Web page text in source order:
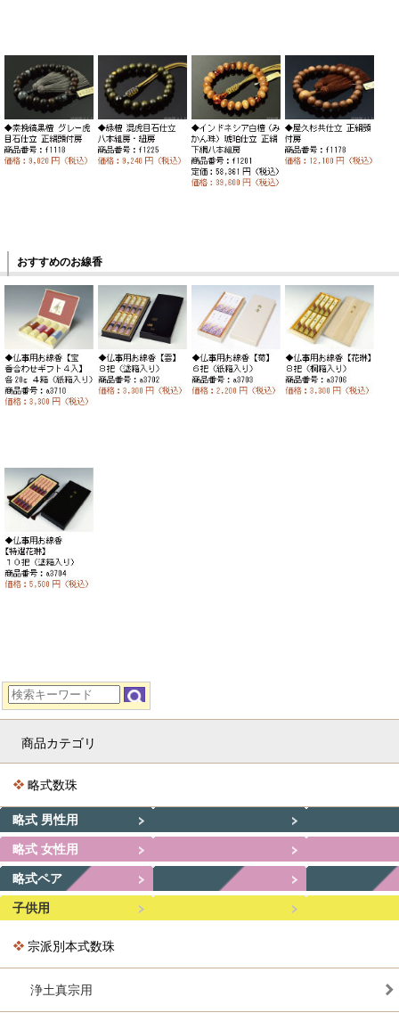
おすすめのお線香
商品カテゴリ
略式数珠
略式 男性用
略式 女性用
略式ペア
子供用
宗派別本式数珠
浄土真宗用